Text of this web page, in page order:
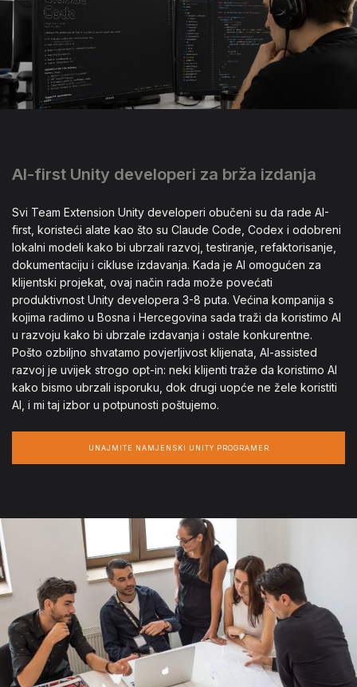
AI-first Unity developeri za brža izdanja
Svi Team Extension Unity developeri obučeni su da rade AI-
first, koristeći alate kao što su Claude Code, Codex i odobreni
lokalni modeli kako bi ubrzali razvoj, testiranje, refaktorisanje,
dokumentaciju i cikluse izdavanja. Kada je AI omogućen za
klijentski projekat, ovaj način rada može povećati
produktivnost Unity developera 3-8 puta. Većina kompanija s
kojima radimo u Bosna i Hercegovina sada traži da koristimo AI
u razvoju kako bi ubrzale izdavanja i ostale konkurentne.
Pošto ozbiljno shvatamo povjerljivost klijenata, AI-assisted
razvoj je uvijek strogo opt-in: neki klijenti traže da koristimo AI
kako bismo ubrzali isporuku, dok drugi uopće ne žele koristiti
AI, i mi taj izbor u potpunosti poštujemo.
UNAJMITE NAMJENSKI UNITY PROGRAMER